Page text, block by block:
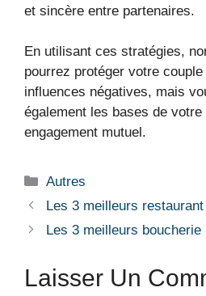
et sincère entre partenaires.
En utilisant ces stratégies,
pourrez protéger votre
influences négatives, mais
également les bases de
engagement mutuel.
Autres
Les 3 meilleurs
Les 3 meilleurs boucherie
Laisser Un